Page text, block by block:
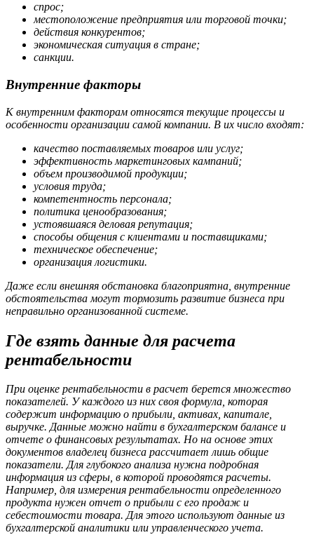
спрос;
местоположение предприятия или торговой точки;
действия конкурентов;
экономическая ситуация в стране;
санкции.
Внутренние факторы
К внутренним факторам относятся текущие процессы и
особенности организации самой компании. В их число входят:
качество поставляемых товаров или услуг;
эффективность маркетинговых кампаний;
объем производимой продукции;
условия труда;
компетентность персонала;
политика ценообразования;
устоявшаяся деловая репутация;
способы общения с клиентами и поставщиками;
техническое обеспечение;
организация логистики.
Даже если внешняя обстановка благоприятна, внутренние
обстоятельства могут тормозить развитие бизнеса при
неправильно организованной системе.
Где взять данные для расчета
рентабельности
При оценке рентабельности в расчет берется множество
показателей. У каждого из них своя формула, которая
содержит информацию о прибыли, активах, капитале,
выручке. Данные можно найти в бухгалтерском балансе и
отчете о финансовых результатах. Но на основе этих
документов владелец бизнеса рассчитает лишь общие
показатели. Для глубокого анализа нужна подробная
информация из сферы, в которой проводятся расчеты.
Например, для измерения рентабельности определенного
продукта нужен отчет о прибыли с его продаж и
себестоимости товара. Для этого используют данные из
бухгалтерской аналитики или управленческого учета.